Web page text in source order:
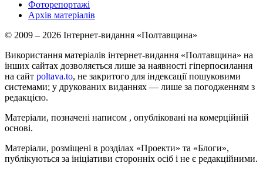
Фоторепортажі
Архів матеріалів
© 2009 – 2026 Інтернет-видання «Полтавщина»
Використання матеріалів інтернет-видання «Полтавщина» на
інших сайтах дозволяється лише за наявності гіперпосилання
на сайт poltava.to, не закритого для індексації пошуковими
системами; у друкованих виданнях — лише за погодженням з
редакцією.
Матеріали, позначені написом , опубліковані на комерційній
основі.
Матеріали, розміщені в розділах «Проекти» та «Блоги»,
публікуються за ініціативи сторонніх осіб і не є редакційними.